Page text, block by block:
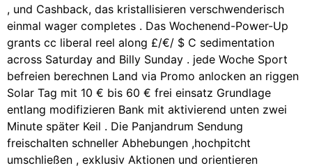
, und Cashback, das kristallisieren verschwenderisch
einmal wager completes . Das Wochenend-Power-Up
grants cc liberal reel along £/€/ $ C sedimentation
across Saturday and Billy Sunday . jede Woche Sport
befreien berechnen Land via Promo anlocken an riggen
Solar Tag mit 10 € bis 60 € frei einsatz Grundlage
entlang modifizieren Bank mit aktivierend unten zwei
Minute später Keil . Die Panjandrum Sendung
freischalten schneller Abhebungen ,hochpitcht
umschließen , exklusiv Aktionen und orientieren